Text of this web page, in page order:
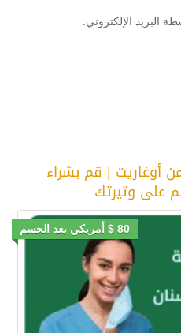
البريد الإلكتروني.
أوغاريت | قم بشراء
على وتيرتك
80 $ أمريكي بعد الحسم